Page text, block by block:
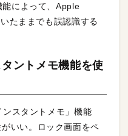
によって、Apple
たままでも誤認識する
タントメモ機能を使
スタントメモ」機能
いい。ロック画面をペ